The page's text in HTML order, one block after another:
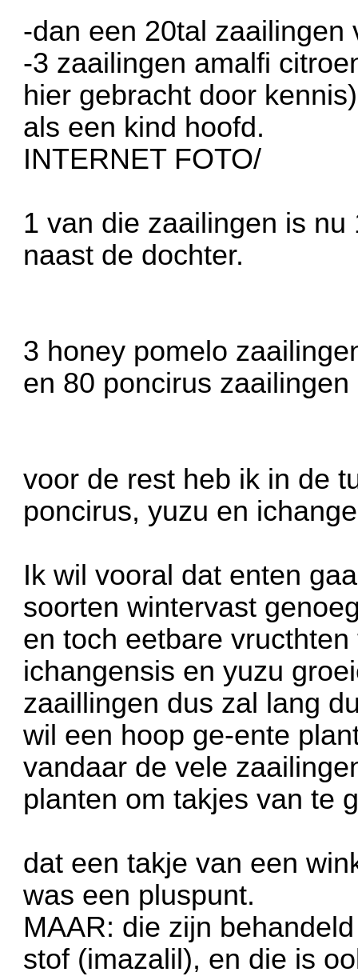
-dan een 20tal zaailingen
-3 zaailingen amalfi
hier gebracht door
als een kind hoofd.
INTERNET FOTO/
1 van die zaailingen is
naast de dochter.
3 honey pomelo
en 80 poncirus
voor de rest heb ik in de
poncirus, yuzu en
Ik wil vooral dat enten
soorten wintervast
en toch eetbare
ichangensis en yuzu
zaaillingen dus zal lang
wil een hoop ge-ente
vandaar de vele
planten om takjes van te
dat een takje van een
was een pluspunt.
MAAR: die zijn
stof (imazalil), en die is